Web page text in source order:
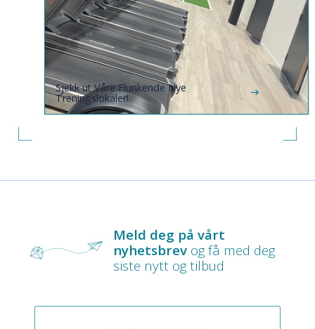
Sjekk ut Våre Flunkende Nye
Treningslokaler!
Meld deg på vårt
nyhetsbrev og få med deg
siste nytt og tilbud